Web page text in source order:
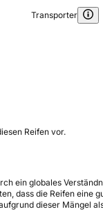
Transporter
Reifen vor.
ein globales
dass die Reifen
dieser Mängel